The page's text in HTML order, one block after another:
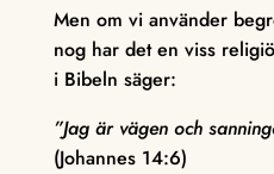
Men om vi använder
nog har det en viss
i Bibeln säger:
”Jag är vägen och
(Johannes 14:6)